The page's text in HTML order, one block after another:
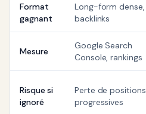
Format
gagnant
Long-form dense,
backlinks
Mesure
Google Search
Console, rankings
Risque si
ignoré
Perte de positions
progressives